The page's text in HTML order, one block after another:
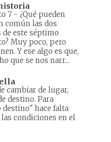
7 - ¿Qué pueden
común las dos
de este séptimo
Muy poco, pero
Y ese algo es que,
que se nos narr...
cambiar de lugar,
destino. Para
hace falta
condiciones en el